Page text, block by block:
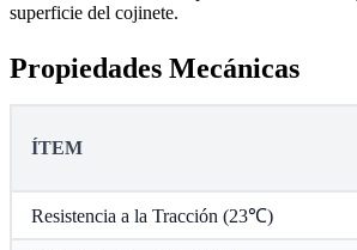
superficie del cojinete.
Propiedades Mecánicas
ÍTEM
Resistencia a la Tracción (23℃)